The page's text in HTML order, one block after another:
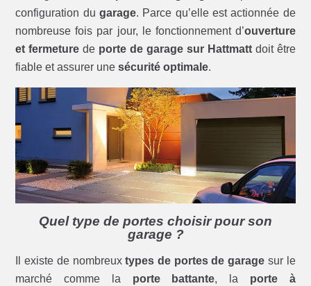
configuration dugarage. Parce qu’elle est actionnée de
nombreuse fois par jour, le fonctionnement d’ouverture
et fermeture de porte de garage sur Hattmattdoit être
fiable et assurer unesécurité optimale.
Quel type de portes choisir pour son
garage ?
Il existe de nombreuxtypes de portes de garage sur le
marché comme la porte battante, la porte à